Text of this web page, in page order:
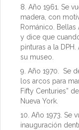
Año 1961. Se
madera, con
Románico.
y dice que
pinturas a la
su museo.
Año 1970. Se
los arcos para
Fifty Centuries”
Nueva York.
Año 1973. Se
inauguración